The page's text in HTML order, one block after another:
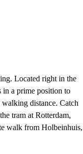
Located right in the
in a prime position to
distance. Catch
tram at Rotterdam,
walk from Holbeinhuis,